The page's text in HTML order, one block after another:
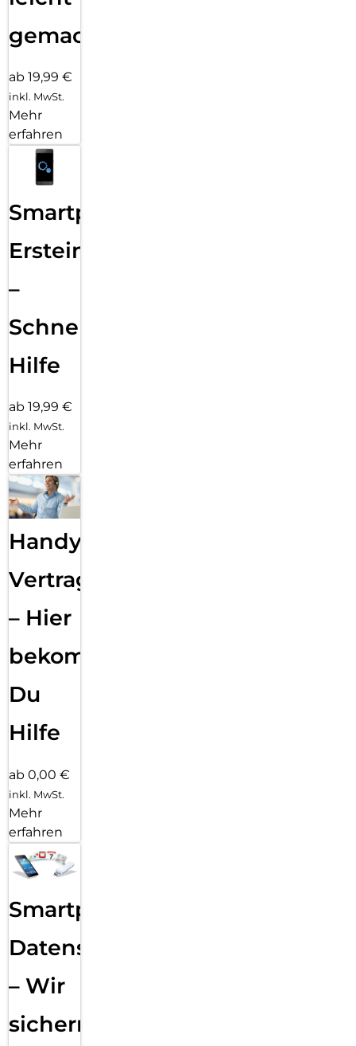
gemacht!
ab 19,99 €
inkl. MwSt.
Mehr
erfahren
Smartphone
Ersteinrichtung
–
Schnelle
Hilfe
ab 19,99 €
inkl. MwSt.
Mehr
erfahren
Handy
Vertragsabwicklung
– Hier
bekommst
Du
Hilfe
ab 0,00 €
inkl. MwSt.
Mehr
erfahren
Smartphone
Datensicherung
– Wir
sichern